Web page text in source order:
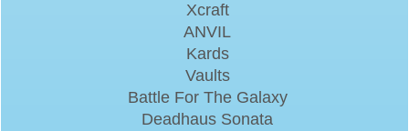
Xcraft
ANVIL
Kards
Vaults
Battle For The Galaxy
Deadhaus Sonata